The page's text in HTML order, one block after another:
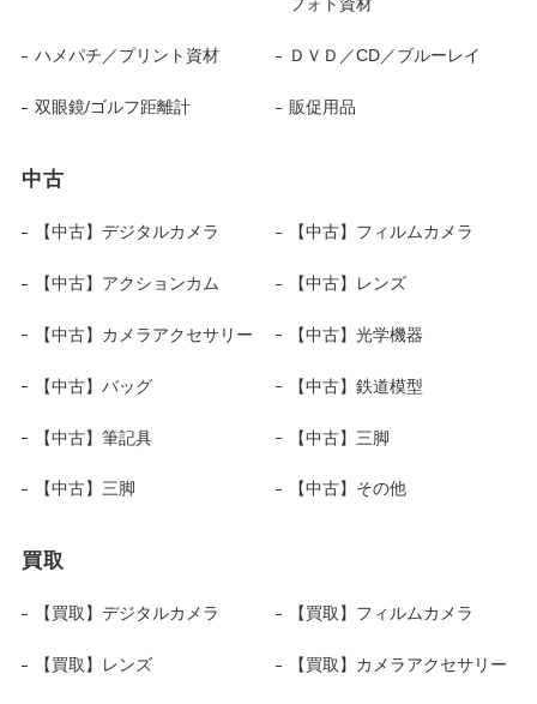
フォト資材
ハメパチ／プリント資材 ＤＶＤ／CD／ブルーレイ
双眼鏡/ゴルフ距離計 販促用品
中古
【中古】デジタルカメラ 【中古】フィルムカメラ
【中古】アクションカム 【中古】レンズ
【中古】カメラアクセサリー 【中古】光学機器
【中古】バッグ 【中古】鉄道模型
【中古】筆記具 【中古】三脚
【中古】三脚 【中古】その他
買取
【買取】デジタルカメラ 【買取】フィルムカメラ
【買取】レンズ 【買取】カメラアクセサリー